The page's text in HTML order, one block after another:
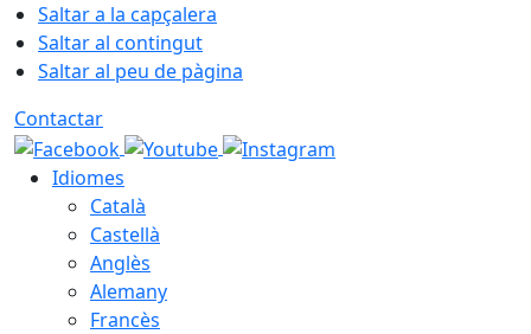
Saltar a la capçalera
Saltar al contingut
Saltar al peu de pàgina
Contactar
Idiomes
Català
Castellà
Anglès
Alemany
Francès